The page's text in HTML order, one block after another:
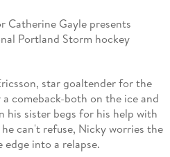
Catherine Gayle presents
Portland Storm hockey
star goaltender for the
comeback-both on the ice and
his sister begs for his help with
can't refuse, Nicky worries the
edge into a relapse.